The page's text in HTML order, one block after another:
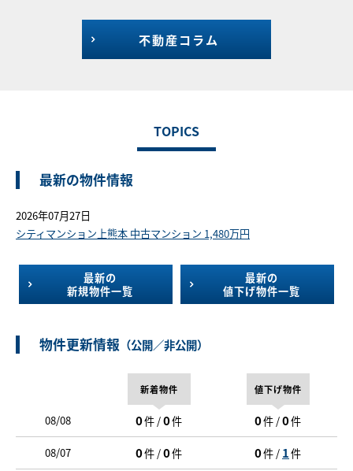
不動産コラム
TOPICS
最新の物件情報
2026年07月27日
シティマンション上熊本 中古マンション 1,480万円
最新の
新規物件一覧
最新の
値下げ物件一覧
物件更新情報 （公開／非公開）
新着物件 値下げ物件
08/08 0件 /0件 0件 /0件
08/07 0件 /0件 0件 / 1件